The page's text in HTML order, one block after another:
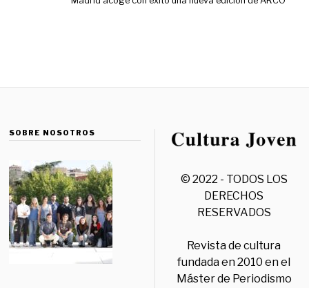
SOBRE NOSOTROS
© 2022 - TODOS LOS
DERECHOS
RESERVADOS
Revista de cultura
fundada en 2010 en el
Máster de Periodismo